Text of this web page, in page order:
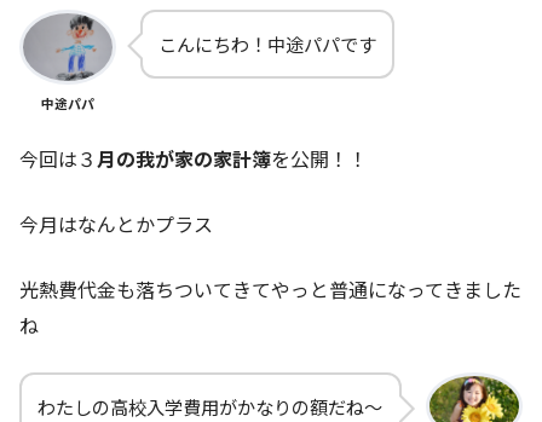
中途パパ
こんにちわ！中途パパです
今回は３月の我が家の家計簿を公開！！
今月はなんとかプラス
光熱費代金も落ちついてきてやっと普通になってきました
ね
わたしの高校入学費用がかなりの額だね～